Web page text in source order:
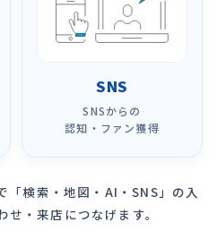
SNS
SNSからの
認知・ファン獲得
「検索・地図・AI・SNS」の入
・来店につなげます。